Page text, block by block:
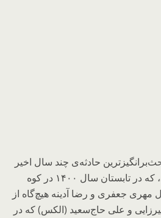
حادثه‌ی چند سال اخیر
در فضای کوهنوردی ایران، که در تابستان سال ۱۴۰۰ در کوه
مهری جعفری و رضا آدینه هیچ‌گاه از
و علی حاج‌سعید (الکس) که در